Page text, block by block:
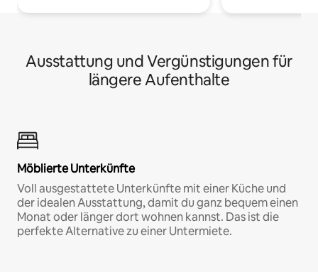
Ausstattung und Vergünstigungen für
längere Aufenthalte
Möblierte Unterkünfte
Voll ausgestattete Unterkünfte mit einer Küche und
der idealen Ausstattung, damit du ganz bequem einen
Monat oder länger dort wohnen kannst. Das ist die
perfekte Alternative zu einer Untermiete.